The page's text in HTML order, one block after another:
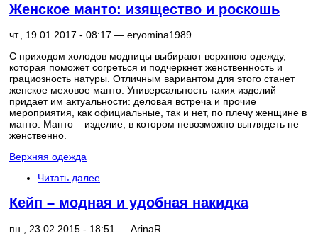
Женское манто: изящество и роскошь
чт., 19.01.2017 - 08:17 — eryomina1989
С приходом холодов модницы выбирают верхнюю одежду,
которая поможет согреться и подчеркнет женственность и
грациозность натуры. Отличным вариантом для этого станет
женское меховое манто. Универсальность таких изделий
придает им актуальности: деловая встреча и прочие
мероприятия, как официальные, так и нет, по плечу женщине в
манто. Манто – изделие, в котором невозможно выглядеть не
женственно.
Верхняя одежда
Читать далее
Кейп – модная и удобная накидка
пн., 23.02.2015 - 18:51 — ArinaR